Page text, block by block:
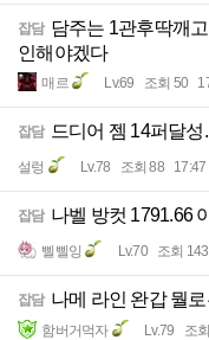
잡담 담주는 1관후딱깨
인해야겠다
매르 Lv.69 조회 50
잡담 드디어 젬 14퍼달성
설렁 Lv.78 조회 88 17:47
잡담 나벨 방컷 1791.66
삘삘잉 Lv.70 조회 143
잡담 나메 라인 완갑 뭘
함버거먹자 Lv.79 조